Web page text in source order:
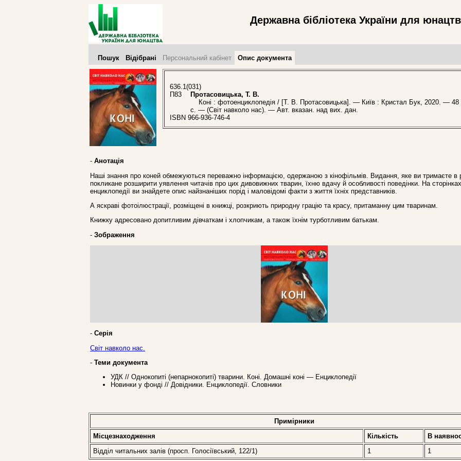
Державна бібліотека України для
Пошук Відібрані Персональний кабінет Опис документа
636.1(031)
П83
Протасовицька, Т. В.
Коні : фотоенциклопедія / [Т. В. Протасовицька]. — Київ : Кристал Бук, 2020. — 48
с. — (Світ навколо нас). — Авт. вказан. над вих. дан.
ISBN 966-936-746-4
- Анотація
Наші знання про коней обмежуються переважно інформацією, одержаною з кінофільмів. Видання, яке ви тримаєте в
покликане розширити уявлення читачів про цих дивовижних тварин, їхню вдачу й особливості поведінки. На сторінках
енциклопедії ви знайдете опис найзнаніших порід і маловідомі факти з життя їхніх представників.
А яскраві фотоілюстрації, розміщені в книжці, розкриють природну грацію та красу, притаманну цим тваринам.
Книжку адресовано допитливим дівчаткам і хлопчикам, а також їхнім турботливим батькам.
- Зображення
- Серія
Світ навколо нас.
- Теми документа
УДК // Однокопиті (непарнокопиті) тварини. Коні. Домашні коні — Енциклопедії
Новинки у фонді // Довідники. Енциклопедії. Словники
Примірники
Місцезнаходження
Кількість
В
Відділ читальних залів (просп. Голосіївський, 122/1)
1 1